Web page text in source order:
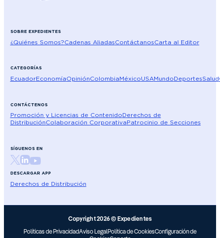
SOBRE EXPEDIENTES
¿Quiénes Somos?Cadenas AliadasContáctanosCarta al Editor
CATEGORÍAS
EcuadorEconomíaOpiniónColombiaMéxicoUSAMundoDeportesSalud
CONTÁCTENOS
Promoción y Licencias de ContenidoDerechos de
DistribuciónColaboración CorporativaPatrocinio de Secciones
SÍGUENOS EN
DESCARGAR APP
Derechos de Distribución
Copyright 2026 © Expedientes
Políticas de PrivacidadAviso LegalPolítica de CookiesConfiguración de